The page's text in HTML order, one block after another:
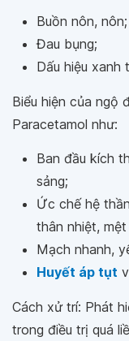
Buồn nôn, nôn;
Đau bụng;
Dấu hiệu xanh
Biểu hiện của ngộ
Paracetamol như:
Ban đầu kích
sảng;
Ức chế hệ
thân nhiệt,
Mạch nhanh,
Huyết áp tụt
Cách xử trí: Phát
trong điều trị quá